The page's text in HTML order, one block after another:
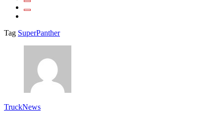
Tag SuperPanther
TruckNews